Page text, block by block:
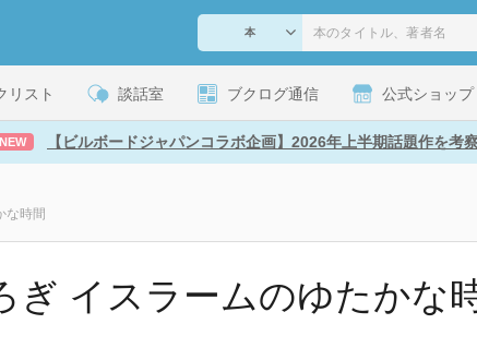
リスト 談話室 ブクログ通信 公式ショップ
NEW 【ビルボードジャパンコラボ企画】2026年上半期話題作を考
な時間
ぎ イスラームのゆたかな